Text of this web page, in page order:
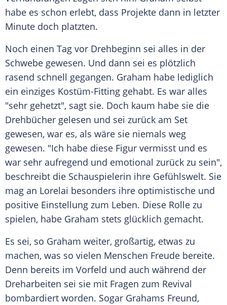
habe es schon erlebt, dass Projekte dann in letzter
Minute doch platzten.
Noch einen Tag vor Drehbeginn sei alles in der
Schwebe gewesen. Und dann sei es plötzlich
rasend schnell gegangen. Graham habe lediglich
ein einziges Kostüm-Fitting gehabt. Es war alles
"sehr gehetzt", sagt sie. Doch kaum habe sie die
Drehbücher gelesen und sei zurück am Set
gewesen, war es, als wäre sie niemals weg
gewesen. "Ich habe diese Figur vermisst und es
war sehr aufregend und emotional zurück zu sein",
beschreibt die Schauspielerin ihre Gefühlswelt. Sie
mag an Lorelai besonders ihre optimistische und
positive Einstellung zum Leben. Diese Rolle zu
spielen, habe Graham stets glücklich gemacht.
Es sei, so Graham weiter, großartig, etwas zu
machen, was so vielen Menschen Freude bereite.
Denn bereits im Vorfeld und auch während der
Dreharbeiten sei sie mit Fragen zum Revival
bombardiert worden. Sogar Grahams Freund,